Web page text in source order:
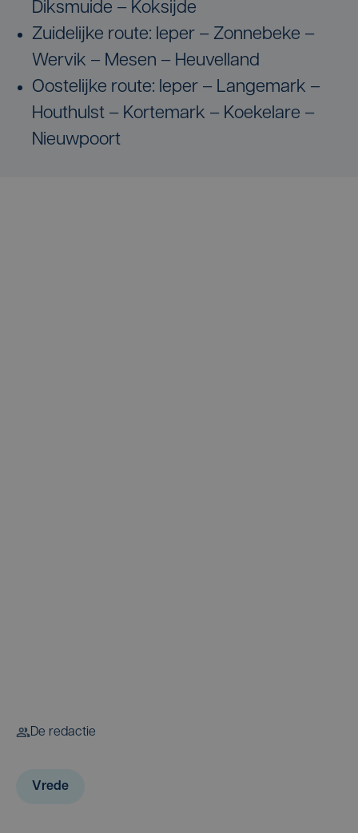
Diksmuide – Koksijde
Zuidelijke route: Ieper – Zonnebeke –
Wervik – Mesen – Heuvelland
Oostelijke route: Ieper – Langemark –
Houthulst – Kortemark – Koekelare –
Nieuwpoort
De redactie
Vrede